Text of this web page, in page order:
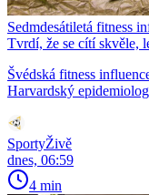
Sedmdesátiletá fitness
Tvrdí, že se cítí skvěle,
Švédská fitness
Harvardský
SportyŽivě
dnes, 06:59
4 min